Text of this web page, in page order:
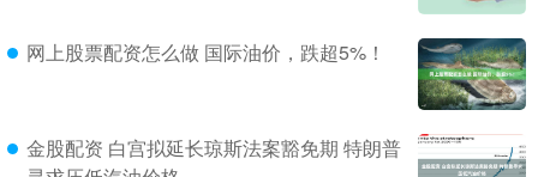
网上股票配资怎么做 国际油价，跌超5%！
金股配资 白宫拟延长琼斯法案豁免期 特朗普